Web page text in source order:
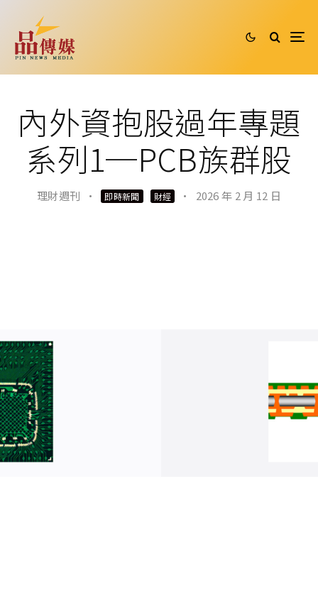
內外資抱股過年專題
系列1─PCB族群股
理財週刊 · 即時新聞 財經 · 2026 年 2 月 12 日